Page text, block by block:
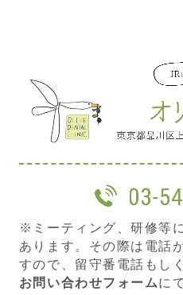
※ミーティング、研修等
あります。その際は電話
すので、留守番電話もし
お問い合わせフォームに